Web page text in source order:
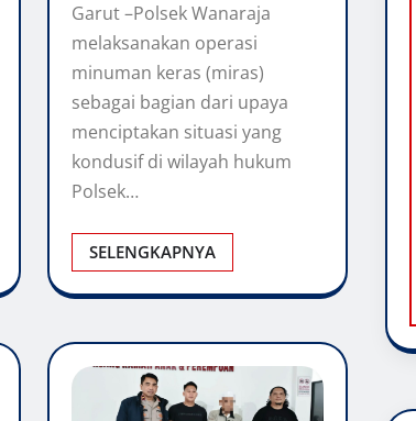
Garut –Polsek Wanaraja
melaksanakan operasi
minuman keras (miras)
sebagai bagian dari upaya
menciptakan situasi yang
kondusif di wilayah hukum
Polsek…
SELENGKAPNYA